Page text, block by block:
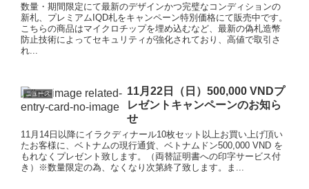
数量・期間限定にて最新のデザインかつ完璧なコンディションの
新札、プレミアムIQD札をキャンペーン特別価格にて販売中です。
こちらの商品はマイクロチップを埋め込むなど、最新の偽札造幣
防止技術によってセキュリティが強化されており、高値で取引さ
れ...
ニュース
11月22日（日）500,000 VNDプ
レゼントキャンペーンのお知ら
せ
11月14日以降にイラクディナール10枚セット以上お買い上げ頂い
たお客様に、ベトナムの現行通貨、ベトナムドン500,000 VND を
もれなくプレゼント致します。（両替証明書への印字サービス付
き）※数量限定の為、なくなり次第終了致します。ま...